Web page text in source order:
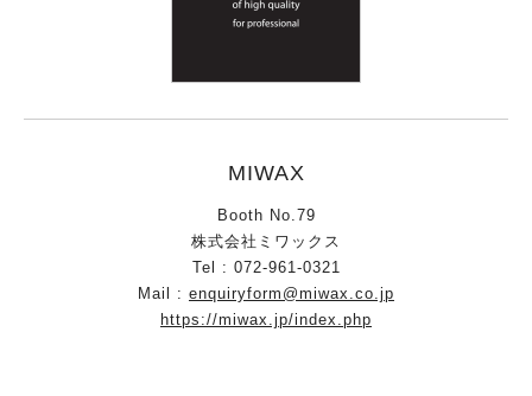
MIWAX
Booth No.79
株式会社ミワックス
Tel : 072-961-0321
Mail : enquiryform@miwax.co.jp
https://miwax.jp/index.php